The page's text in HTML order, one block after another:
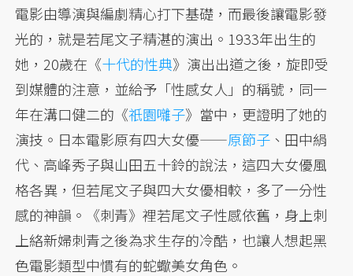
電影由導演與編劇精心打下基礎，而最後讓電影發
光的，就是若尾文子精湛的演出。1933年出生的
她，20歲在《十代的性典》演出出道之後，旋即受
到媒體的注意，並給予「性感女人」的稱號，同一
年在溝口健二的《祇園囃子》當中，更證明了她的
演技。日本電影原有四大女優——原節子 、田中絹
代、高峰秀子與山田五十鈴的說法，這四大女優風
格各異，但若尾文子與四大女優相較，多了一分性
感的神韻。《刺青》裡若尾文子性感依舊，身上刺
上絡新婦刺青之後為求生存的冷酷，也讓人想起黑
色電影類型中慣有的蛇蠍美女角色。